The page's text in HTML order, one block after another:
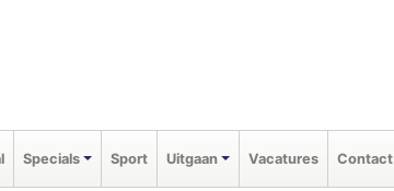
Specials Sport Uitgaan Vacatures Contact